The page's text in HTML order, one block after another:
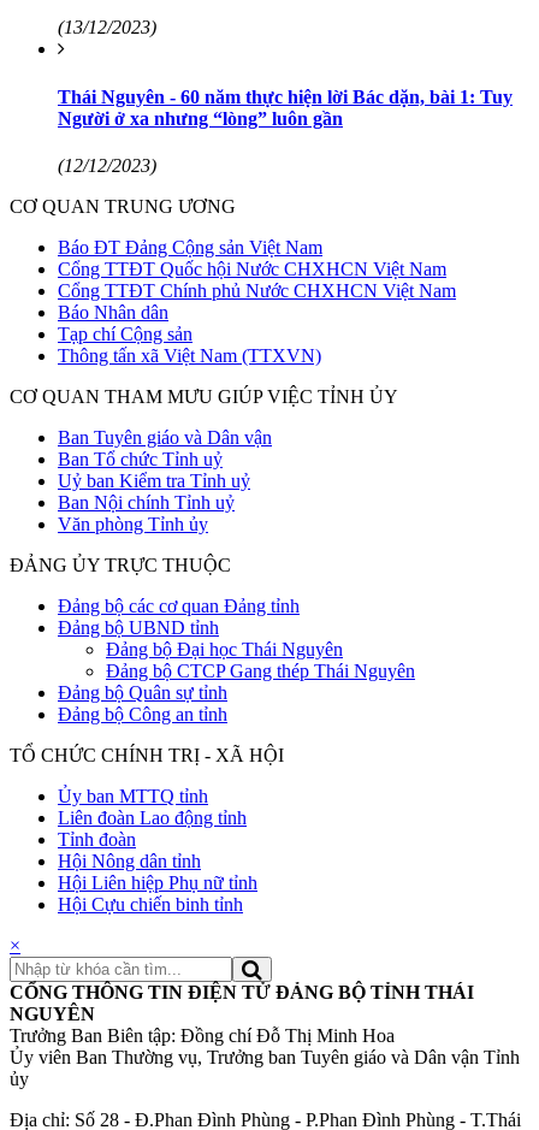
(13/12/2023)
Thái Nguyên - 60 năm thực hiện lời Bác dặn, bài 1: Tuy
Người ở xa nhưng “lòng” luôn gần
(12/12/2023)
CƠ QUAN TRUNG ƯƠNG
Báo ĐT Đảng Cộng sản Việt Nam
Cổng TTĐT Quốc hội Nước CHXHCN Việt Nam
Cổng TTĐT Chính phủ Nước CHXHCN Việt Nam
Báo Nhân dân
Tạp chí Cộng sản
Thông tấn xã Việt Nam (TTXVN)
CƠ QUAN THAM MƯU GIÚP VIỆC TỈNH ỦY
Ban Tuyên giáo và Dân vận
Ban Tổ chức Tỉnh uỷ
Uỷ ban Kiểm tra Tỉnh uỷ
Ban Nội chính Tỉnh uỷ
Văn phòng Tỉnh ủy
ĐẢNG ỦY TRỰC THUỘC
Đảng bộ các cơ quan Đảng tỉnh
Đảng bộ UBND tỉnh
Đảng bộ Đại học Thái Nguyên
Đảng bộ CTCP Gang thép Thái Nguyên
Đảng bộ Quân sự tỉnh
Đảng bộ Công an tỉnh
TỔ CHỨC CHÍNH TRỊ - XÃ HỘI
Ủy ban MTTQ tỉnh
Liên đoàn Lao động tỉnh
Tỉnh đoàn
Hội Nông dân tỉnh
Hội Liên hiệp Phụ nữ tỉnh
Hội Cựu chiến binh tỉnh
×
CỔNG THÔNG TIN ĐIỆN TỬ ĐẢNG BỘ TỈNH THÁI
NGUYÊN
Trưởng Ban Biên tập: Đồng chí Đỗ Thị Minh Hoa
Ủy viên Ban Thường vụ, Trưởng ban Tuyên giáo và Dân vận Tỉnh
ủy
Địa chỉ: Số 28 - Đ.Phan Đình Phùng - P.Phan Đình Phùng - T.Thái